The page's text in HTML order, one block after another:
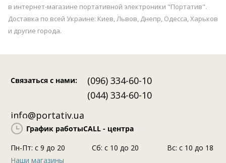
в интернет-магазине портативной электроники "Портатив".
Доставка по всей Украине: Киев, Львов, Днепр, Одесса, Харьков
и другие города.
Связаться с нами:
(096) 334-60-10
(044) 334-60-10
info@portativ.ua
График работыCALL - центра
Пн-Пт: c 9 до 20
Сб: с 10 до 20
Вс: с 10 до 18
Наши магазины